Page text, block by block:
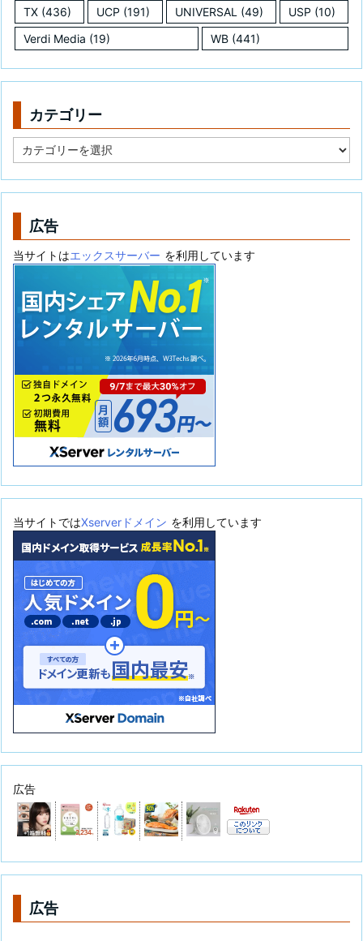
TX (436) UCP (191) UNIVERSAL (49) USP (10)
Verdi Media (19) WB (441)
カテゴリー
テ
リ
広告
当サイトはエックスサーバー を利用しています
当サイトではXserverドメイン を利用しています
広告
広告